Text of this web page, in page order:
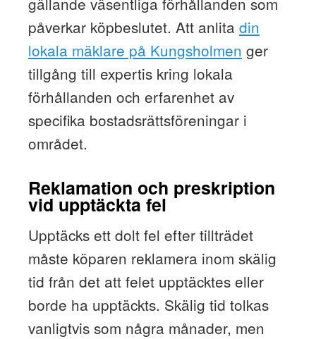
påverkar köpbeslutet. Att anlita din
lokala mäklare på Kungsholmen ger
tillgång till expertis kring lokala
förhållanden och erfarenhet av
specifika bostadsrättsföreningar i
området.
Reklamation och preskription
vid upptäckta fel
Upptäcks ett dolt fel efter tillträdet
måste köparen reklamera inom skälig
tid från det att felet upptäcktes eller
borde ha upptäckts. Skälig tid tolkas
vanligtvis som några månader, men